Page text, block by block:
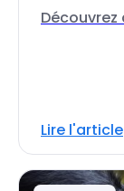
Lire l'article